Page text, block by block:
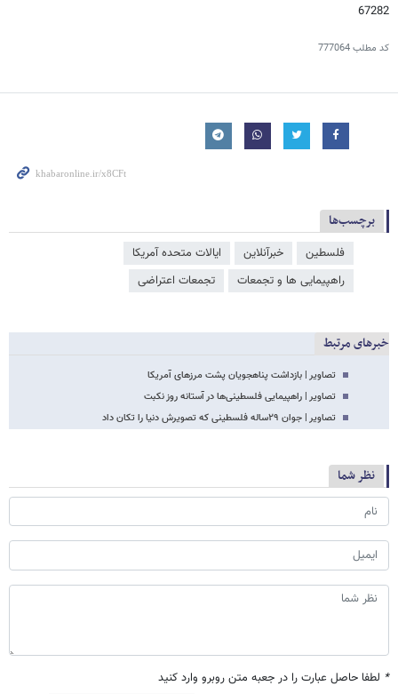
67282
کد مطلب777064
برچسب‌ها
فلسطین خبرآنلاین
ایالات متحده آمریکا
راهپیمایی ها و تجمعات
تجمعات اعتراضی
خبرهای مرتبط
تصاویر | بازداشت پناهجویان پشت مرزهای آمریکا
تصاویر | راهپیمایی فلسطینی‌ها در آستانه روز نکبت
تصاویر | جوان ۲۹ساله فلسطینی که تصویرش دنیا را تکان داد
نظر شما
* لطفا حاصل عبارت را در جعبه متن روبرو وارد کنید